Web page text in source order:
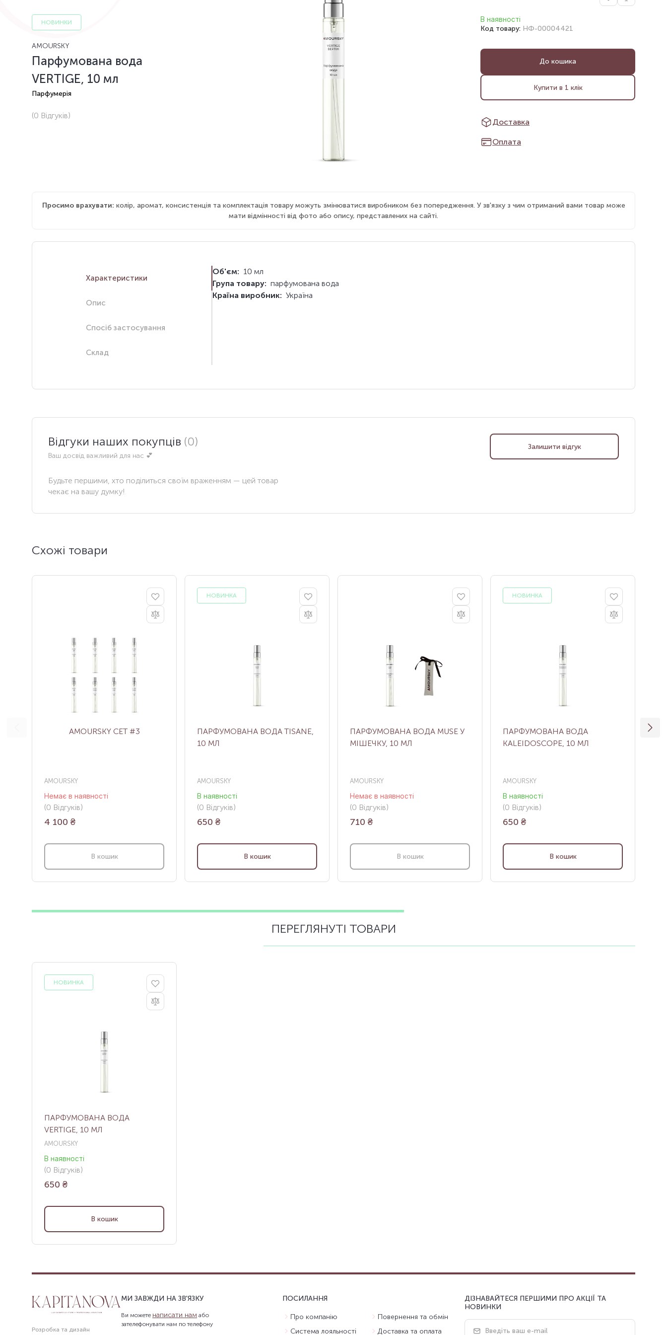
НОВИНКИ
AMOURSKY
Парфумована вода
VERTIGE, 10 мл
Парфумерія
(0 Відгуків)
В наявності
Код товару: НФ-00004421
До кошика
Купити в 1 клік
Доставка
Оплата
Просимо врахувати: колір, аромат, консистенція та комплектація товару можуть змінюватися виробником без попередження. У зв'язку з чим отриманий вами товар може
мати відмінності від фото або опису, представлених на сайті.
Характеристики
Опис
Спосіб застосування
Склад
Об'єм: 10 мл
Група товару: парфумована вода
Країна виробник: Україна
Відгуки наших покупців (0)
Ваш досвід важливий для нас 💕
Залишити відгук
Будьте першими, хто поділиться своїм враженням — цей товар
чекає на вашу думку!
Схожі товари
AMOURSKY СЕТ #3
AMOURSKY
Немає в наявності
(0 Відгуків)
4 100 ₴
В кошик
НОВИНКА
ПАРФУМОВАНА ВОДА TISANE,
10 МЛ
AMOURSKY
В наявності
(0 Відгуків)
650 ₴
В кошик
ПАРФУМОВАНА ВОДА MUSE У
МІШЕЧКУ, 10 МЛ
AMOURSKY
Немає в наявності
(0 Відгуків)
710 ₴
В кошик
НОВИНКА
ПАРФУМОВАНА ВОДА
KALEIDOSCOPE, 10 МЛ
AMOURSKY
В наявності
(0 Відгуків)
650 ₴
В кошик
ПЕРЕГЛЯНУТІ ТОВАРИ
НОВИНКА
ПАРФУМОВАНА ВОДА
VERTIGE, 10 МЛ
AMOURSKY
В наявності
(0 Відгуків)
650 ₴
В кошик
Розробка та дизайн
МИ ЗАВЖДИ НА ЗВ'ЯЗКУ
Ви можете написати нам або
зателефонувати нам по телефону
ПОСИЛАННЯ
Про компанію
Система лояльності
Повернення та обмін
Доставка та оплата
ДІЗНАВАЙТЕСЯ ПЕРШИМИ ПРО АКЦІЇ ТА
НОВИНКИ